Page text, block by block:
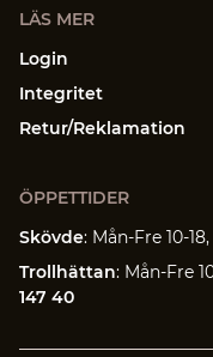
LÄS MER
Login
Integritet
Retur/Reklamation
ÖPPETTIDER
Skövde: Mån-Fre 10-
Trollhättan: Mån-Fre
147 40